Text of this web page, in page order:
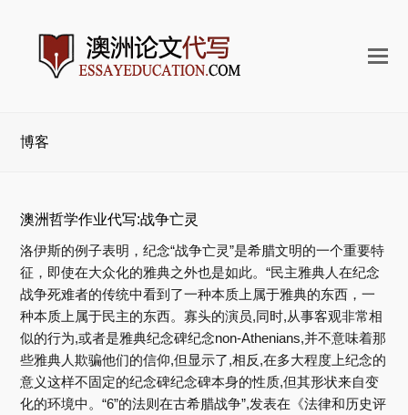
打
博客
澳洲哲学作业代写:战争亡灵
洛伊斯的例子表明，纪念“战争亡灵”是希腊文明的一个重要特
征，即使在大众化的雅典之外也是如此。“民主雅典人在纪念
战争死难者的传统中看到了一种本质上属于雅典的东西，一
种本质上属于民主的东西。寡头的演员,同时,从事客观非常相
似的行为,或者是雅典纪念碑纪念non-Athenians,并不意味着那
些雅典人欺骗他们的信仰,但显示了,相反,在多大程度上纪念的
意义这样不固定的纪念碑纪念碑本身的性质,但其形状来自变
化的环境中。“6”的法则在古希腊战争”,发表在《法律和历史评